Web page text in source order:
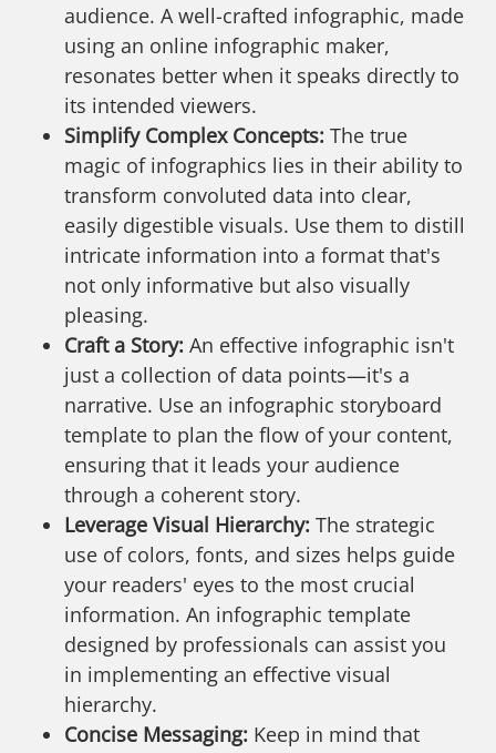
audience. A well-crafted infographic, made
using an online infographic maker,
resonates better when it speaks directly to
its intended viewers.
Simplify Complex Concepts: The true
magic of infographics lies in their ability to
transform convoluted data into clear,
easily digestible visuals. Use them to distill
intricate information into a format that's
not only informative but also visually
pleasing.
Craft a Story: An effective infographic isn't
just a collection of data points—it's a
narrative. Use an infographic storyboard
template to plan the flow of your content,
ensuring that it leads your audience
through a coherent story.
Leverage Visual Hierarchy: The strategic
use of colors, fonts, and sizes helps guide
your readers' eyes to the most crucial
information. An infographic template
designed by professionals can assist you
in implementing an effective visual
hierarchy.
Concise Messaging: Keep in mind that